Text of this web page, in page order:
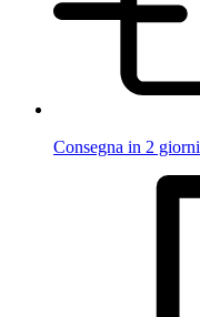
Consegna in 2 giorni